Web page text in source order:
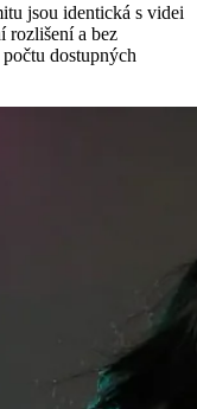
jsou identická s videi
rozlišení a bez
dostupných